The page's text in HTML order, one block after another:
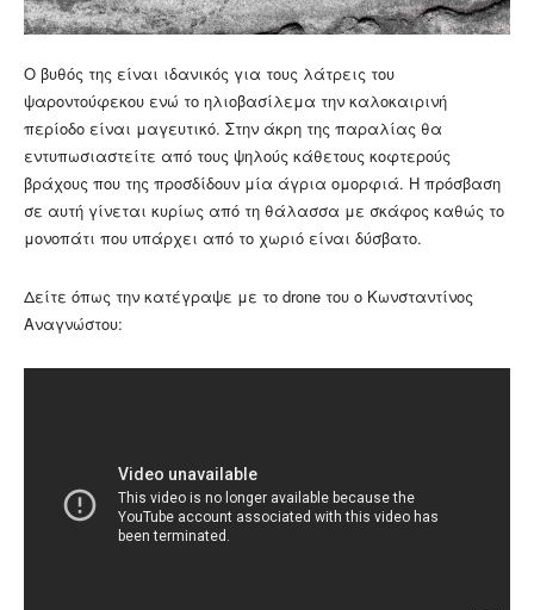
Ο βυθός της είναι ιδανικός για τους λάτρεις του
ψαροντούφεκου ενώ το ηλιοβασίλεμα την καλοκαιρινή
περίοδο είναι μαγευτικό. Στην άκρη της παραλίας θα
εντυπωσιαστείτε από τους ψηλούς κάθετους κοφτερούς
βράχους που της προσδίδουν μία άγρια ομορφιά. Η πρόσβαση
σε αυτή γίνεται κυρίως από τη θάλασσα με σκάφος καθώς το
μονοπάτι που υπάρχει από το χωριό είναι δύσβατο.
Δείτε όπως την κατέγραψε με το drone του ο Κωνσταντίνος
Αναγνώστου: